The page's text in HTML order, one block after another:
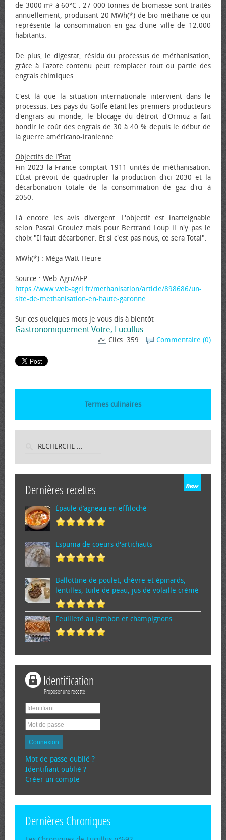
de 3000 m³ à 60°C . 27 000 tonnes de biomasse sont traités
annuellement, produisant 20 MWh(*) de bio-méthane ce qui
représente la consommation en gaz d'une ville de 12.000
habitants.
De plus, le digestat, résidu du processus de méthanisation,
grâce à l'azote contenu peut remplacer tout ou partie des
engrais chimiques.
C'est là que la situation internationale intervient dans le
processus. Les pays du Golfe étant les premiers producteurs
d'engrais au monde, le blocage du détroit d'Ormuz a fait
bondir le coût des engrais de 30 à 40 % depuis le début de
la guerre américano-iranienne.
Objectifs de l’État :
Fin 2023 la France comptait 1911 unités de méthanisation.
L’État prévoit de quadrupler la production d'ici 2030 et la
décarbonation totale de la consommation de gaz d'ici à
2050.
Là encore les avis divergent. L'objectif est inatteignable
selon Pascal Grouiez mais pour Bertrand Loup il n'y pas le
choix "Il faut décarboner. Et si c'est pas nous, ce sera Total".
MWh(*) : Méga Watt Heure
Source : Web-Agri/AFP
https://www.web-agri.fr/methanisation/article/898686/un-
site-de-methanisation-en-haute-garonne
Sur ces quelques mots je vous dis à bientôt
Gastronomiquement Votre, Lucullus
Commentaire (0)
Clics: 359
Termes culinaires
Dernières recettes
Épaule d’agneau en effiloché
Espuma de cœurs d'artichauts
Ballottine de poulet, chèvre et épinards,
lentilles, tuile de peau, jus de volaille crémé
Feuilleté au jambon et champignons
Identification
Proposer une recette
Connexion
Mot de passe oublié ?
Identifiant oublié ?
Créer un compte
Dernières Chroniques